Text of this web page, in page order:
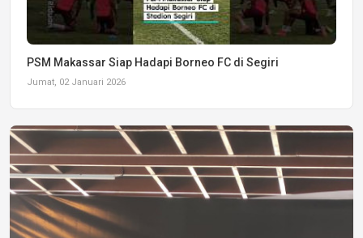
PSM Makassar Siap Hadapi Borneo FC di Segiri
Jumat, 02 Januari 2026